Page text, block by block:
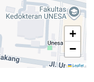
+
−
Leaflet